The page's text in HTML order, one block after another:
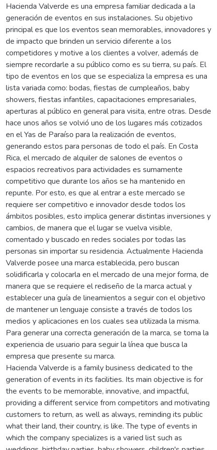
Hacienda Valverde es una empresa familiar dedicada a la
generación de eventos en sus instalaciones. Su objetivo
principal es que los eventos sean memorables, innovadores y
de impacto que brinden un servicio diferente a los
competidores y motive a los clientes a volver, además de
siempre recordarle a su público como es su tierra, su país. El
tipo de eventos en los que se especializa la empresa es una
lista variada como: bodas, fiestas de cumpleaños, baby
showers, fiestas infantiles, capacitaciones empresariales,
aperturas al público en general para visita, entre otras. Desde
hace unos años se volvió uno de los lugares más cotizados
en el Yas de Paraíso para la realización de eventos,
generando estos para personas de todo el país. En Costa
Rica, el mercado de alquiler de salones de eventos o
espacios recreativos para actividades es sumamente
competitivo que durante los años se ha mantenido en
repunte. Por esto, es que al entrar a este mercado se
requiere ser competitivo e innovador desde todos los
ámbitos posibles, esto implica generar distintas inversiones y
cambios, de manera que el lugar se vuelva visible,
comentado y buscado en redes sociales por todas las
personas sin importar su residencia. Actualmente Hacienda
Valverde posee una marca establecida, pero buscan
solidificarla y colocarla en el mercado de una mejor forma, de
manera que se requiere el rediseño de la marca actual y
establecer una guía de lineamientos a seguir con el objetivo
de mantener un lenguaje consiste a través de todos los
medios y aplicaciones en los cuales sea utilizada la misma.
Para generar una correcta generación de la marca, se toma la
experiencia de usuario para seguir la línea que busca la
empresa que presente su marca.
Hacienda Valverde is a family business dedicated to the
generation of events in its facilities. Its main objective is for
the events to be memorable, innovative, and impactful,
providing a different service from competitors and motivating
customers to return, as well as always, reminding its public
what their land, their country, is like. The type of events in
which the company specializes is a varied list such as